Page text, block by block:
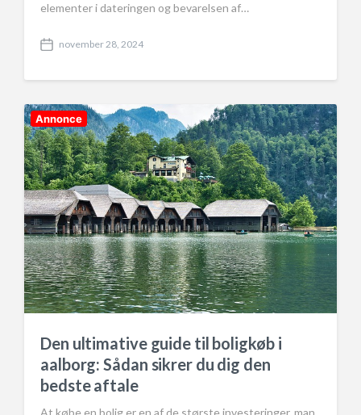
elementer i dateringen og bevarelsen af…
P
s
d
a
t
e
november 28, 2024
Annonce
Den ultimative guide til boligkøb i
aalborg: Sådan sikrer du dig den
bedste aftale
At købe en bolig er en af de største investeringer, man